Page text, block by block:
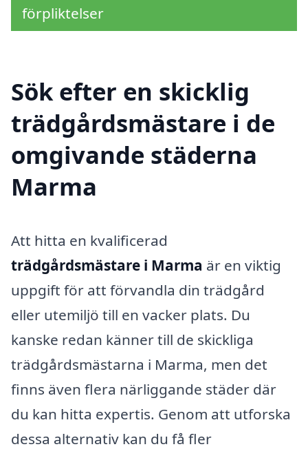
förpliktelser
Sök efter en skicklig
trädgårdsmästare i de
omgivande städerna
Marma
Att hitta en kvalificerad
trädgårdsmästare i Marma är en viktig
uppgift för att förvandla din trädgård
eller utemiljö till en vacker plats. Du
kanske redan känner till de skickliga
trädgårdsmästarna i Marma, men det
finns även flera närliggande städer där
du kan hitta expertis. Genom att utforska
dessa alternativ kan du få fler